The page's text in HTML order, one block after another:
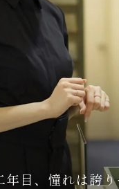
年目、憧れは誇